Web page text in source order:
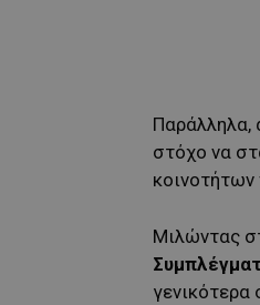
Παράλληλα,
στόχο να
Μιλώντας
γενικότερα